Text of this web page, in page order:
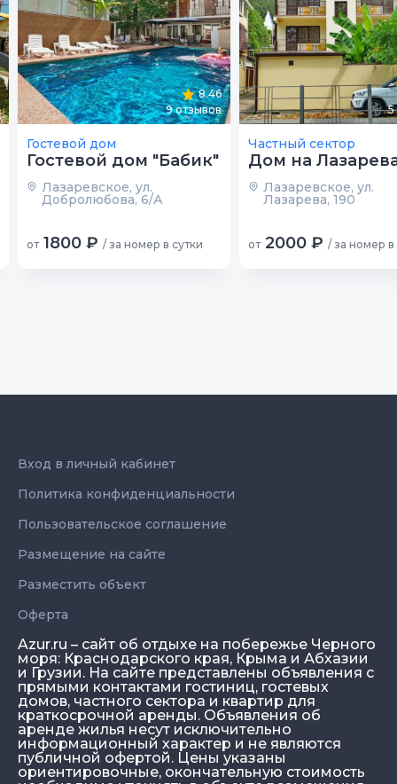
8.46
9отзывов
Гостевой дом
Гостевой дом "Бабик"
Лазаревское, ул.
Добролюбова, 6/А
от 1800 ₽ / за номер в сутки
5
Частный сектор
Дом на
Лазаревское, ул.
Лазарева, 190
от 2000 ₽ / за номер в
Azur.ru – сайт об отдыхе на побережье Черного
моря: Краснодарского края, Крыма и Абхазии
и Грузии. На сайте представлены объявления с
прямыми контактами гостиниц, гостевых
домов, частного сектора и квартир для
краткосрочной аренды. Объявления об
аренде жилья несут исключительно
информационный характер и не являются
публичной офертой. Цены указаны
ориентировочные, окончательную стоимость
Вход в личный кабинет
Политика конфиденциальности
Пользовательское соглашение
Размещение на сайте
Разместить объект
Оферта